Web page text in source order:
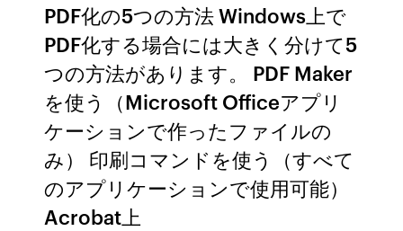
PDF化の5つの方法 Windows上で
PDF化する場合には大きく分けて5
つの方法があります。 PDF Maker
を使う（Microsoft Officeアプリ
ケーションで作ったファイルの
み） 印刷コマンドを使う（すべて
のアプリケーションで使用可能）
Acrobat上